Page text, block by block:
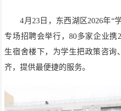
4月23日，东西湖区2026年“
专场招聘会举行，80多家企业携
生宿舍楼下，为学生把政策咨询
齐，提供最便捷的服务。